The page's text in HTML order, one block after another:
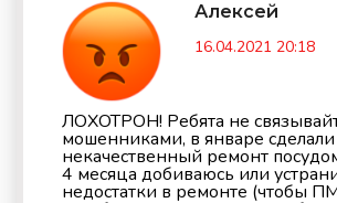
Алексей
16.04.2021 20:18
ЛОХОТРОН! Ребята не
мошенниками, в январе сделали
некачественный ремонт
4 месяца добиваюсь или
недостатки в ремонте (чтобы